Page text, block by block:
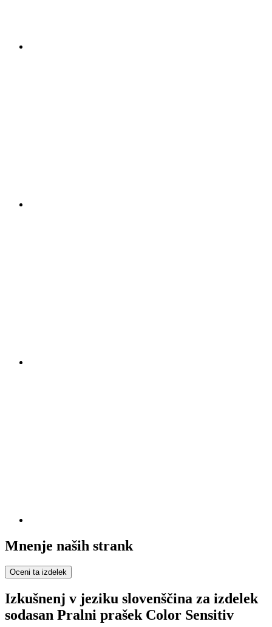
Mnenje naših strank
Oceni ta izdelek
Izkušnenj v jeziku slovenščina za izdelek
sodasan Pralni prašek Color Sensitiv